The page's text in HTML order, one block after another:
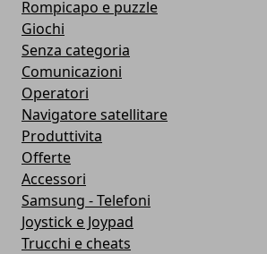
Rompicapo e puzzle
Giochi
Senza categoria
Comunicazioni
Operatori
Navigatore satellitare
Produttivita
Offerte
Accessori
Samsung - Telefoni
Joystick e Joypad
Trucchi e cheats